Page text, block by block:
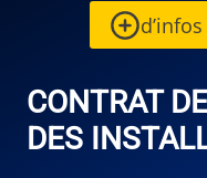
CONTRAT
DES